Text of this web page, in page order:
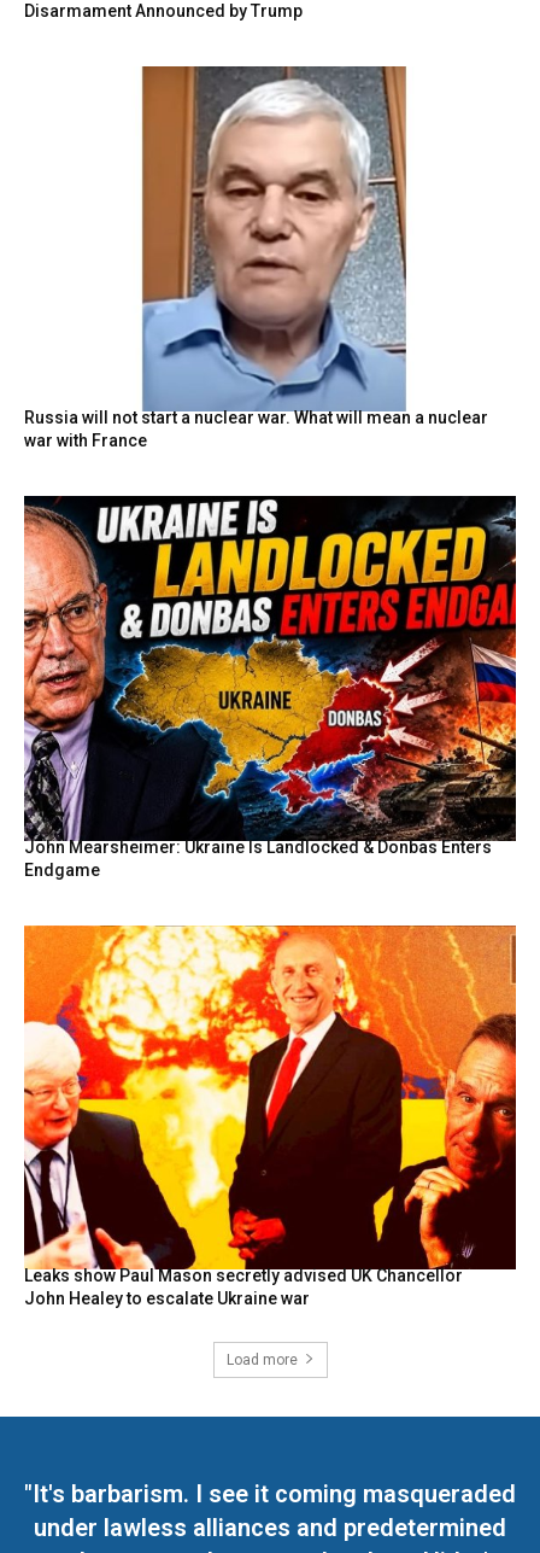
Disarmament Announced by Trump
Russia will not start a nuclear war. What will mean a nuclear
war with France
John Mearsheimer: Ukraine Is Landlocked & Donbas Enters
Endgame
Leaks show Paul Mason secretly advised UK Chancellor
John Healey to escalate Ukraine war
Load more
"It's barbarism. I see it coming masqueraded
under lawless alliances and predetermined